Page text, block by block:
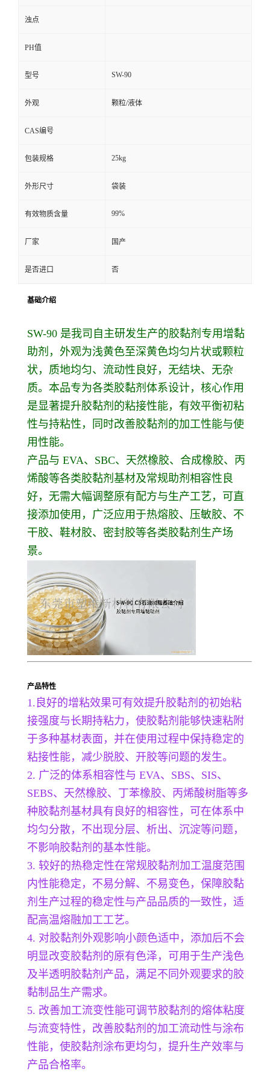
浊点
PH值
型号 SW-90
外观 颗粒/液体
CAS编号
包装规格 25kg
外形尺寸 袋装
有效物质含量 99%
厂家 国产
是否进口 否
基础介绍
SW-90 是我司自主研发生产的胶黏剂专用增黏
助剂，外观为浅黄色至深黄色均匀片状或颗粒
状，质地均匀、流动性良好，无结块、无杂
质。本品专为各类胶黏剂体系设计，核心作用
是显著提升胶黏剂的粘接性能，有效平衡初粘
性与持粘性，同时改善胶黏剂的加工性能与使
用性能。
产品与 EVA、SBC、天然橡胶、合成橡胶、丙
烯酸等各类胶黏剂基材及常规助剂相容性良
好，无需大幅调整原有配方与生产工艺，可直
接添加使用，广泛应用于热熔胶、压敏胶、不
干胶、鞋材胶、密封胶等各类胶黏剂生产场
景。
产品特性
1.良好的增粘效果可有效提升胶黏剂的初始粘
接强度与长期持粘力，使胶黏剂能够快速粘附
于多种基材表面，并在使用过程中保持稳定的
粘接性能，减少脱胶、开胶等问题的发生。
2. 广泛的体系相容性与 EVA、SBS、SIS、
SEBS、天然橡胶、丁苯橡胶、丙烯酸树脂等多
种胶黏剂基材具有良好的相容性，可在体系中
均匀分散，不出现分层、析出、沉淀等问题，
不影响胶黏剂的基本性能。
3. 较好的热稳定性在常规胶黏剂加工温度范围
内性能稳定，不易分解、不易变色，保障胶黏
剂生产过程的稳定性与产品品质的一致性，适
配高温熔融加工工艺。
4. 对胶黏剂外观影响小颜色适中，添加后不会
明显改变胶黏剂的原有色泽，可用于生产浅色
及半透明胶黏剂产品，满足不同外观要求的胶
黏制品生产需求。
5. 改善加工流变性能可调节胶黏剂的熔体粘度
与流变特性，改善胶黏剂的加工流动性与涂布
性能，使胶黏剂涂布更均匀，提升生产效率与
产品合格率。